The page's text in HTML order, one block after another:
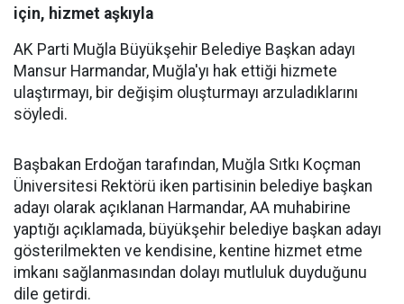
için, hizmet aşkıyla
AK Parti Muğla Büyükşehir Belediye Başkan adayı
Mansur Harmandar, Muğla'yı hak ettiği hizmete
ulaştırmayı, bir değişim oluşturmayı arzuladıklarını
söyledi.
Başbakan Erdoğan tarafından, Muğla Sıtkı Koçman
Üniversitesi Rektörü iken partisinin belediye başkan
adayı olarak açıklanan Harmandar, AA muhabirine
yaptığı açıklamada, büyükşehir belediye başkan adayı
gösterilmekten ve kendisine, kentine hizmet etme
imkanı sağlanmasından dolayı mutluluk duyduğunu
dile getirdi.